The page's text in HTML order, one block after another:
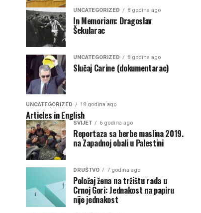
UNCATEGORIZED 8 godina ago
In Memoriam: Dragoslav
Šekularac
UNCATEGORIZED 8 godina ago
Slučaj Carine (dokumentarac)
UNCATEGORIZED 18 godina ago
Articles in English
SVIJET 6 godina ago
Reportaza sa berbe maslina 2019.
na Zapadnoj obali u Palestini
DRUŠTVO 7 godina ago
Položaj žena na tržištu rada u
Crnoj Gori: Jednakost na papiru
nije jednakost